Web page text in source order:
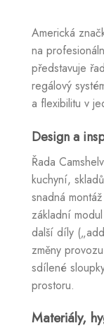
Americká
na
představuje
regálový
a flexibilitu v
Design a
Řada
kuchyní,
snadná
základní
další díly
změny
sdílené
prostoru.
Materiály,